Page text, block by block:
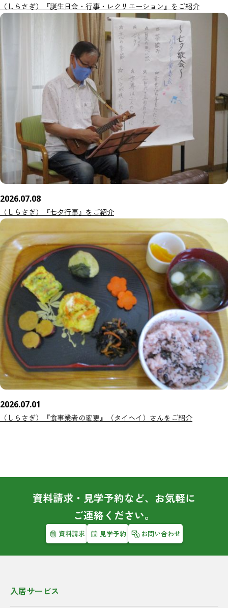
（しらさぎ）『誕生日会・行事・レクリエーション』をご紹介
2026.07.08
（しらさぎ）『七夕行事』をご紹介
2026.07.01
（しらさぎ）『食事業者の変更』（タイヘイ）さんをご紹介
資料請求・見学予約など、お気軽に
ご連絡ください。
資料請求 見学予約 お問い合わせ
入居サービス